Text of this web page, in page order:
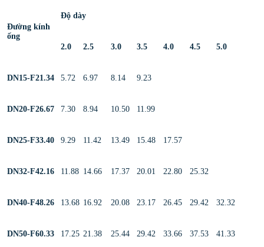
Đường kính
ống
Độ dày
2.0 2.5 3.0 3.5 4.0 4.5 5.0
DN15-F21.34 5.72 6.97 8.14 9.23
DN20-F26.67 7.30 8.94 10.50 11.99
DN25-F33.40 9.29 11.42 13.49 15.48 17.57
DN32-F42.16 11.88 14.66 17.37 20.01 22.80 25.32
DN40-F48.26 13.68 16.92 20.08 23.17 26.45 29.42 32.32
DN50-F60.33 17.25 21.38 25.44 29.42 33.66 37.53 41.33